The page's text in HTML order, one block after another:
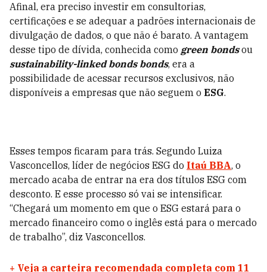
Afinal, era preciso investir em consultorias,
certificações e se adequar a padrões internacionais de
divulgação de dados, o que não é barato. A vantagem
desse tipo de dívida, conhecida como green bondsou
sustainability-linked bonds bonds, era a
possibilidade de acessar recursos exclusivos, não
disponíveis a empresas que não seguem o ESG.
Esses tempos ficaram para trás. Segundo Luiza
Vasconcellos, líder de negócios ESG do Itaú BBA, o
mercado acaba de entrar na era dos títulos ESG com
desconto. E esse processo só vai se intensificar.
“Chegará um momento em que o ESG estará para o
mercado financeiro como o inglês está para o mercado
de trabalho”, diz Vasconcellos.
+ Veja a carteira recomendada completa com 11